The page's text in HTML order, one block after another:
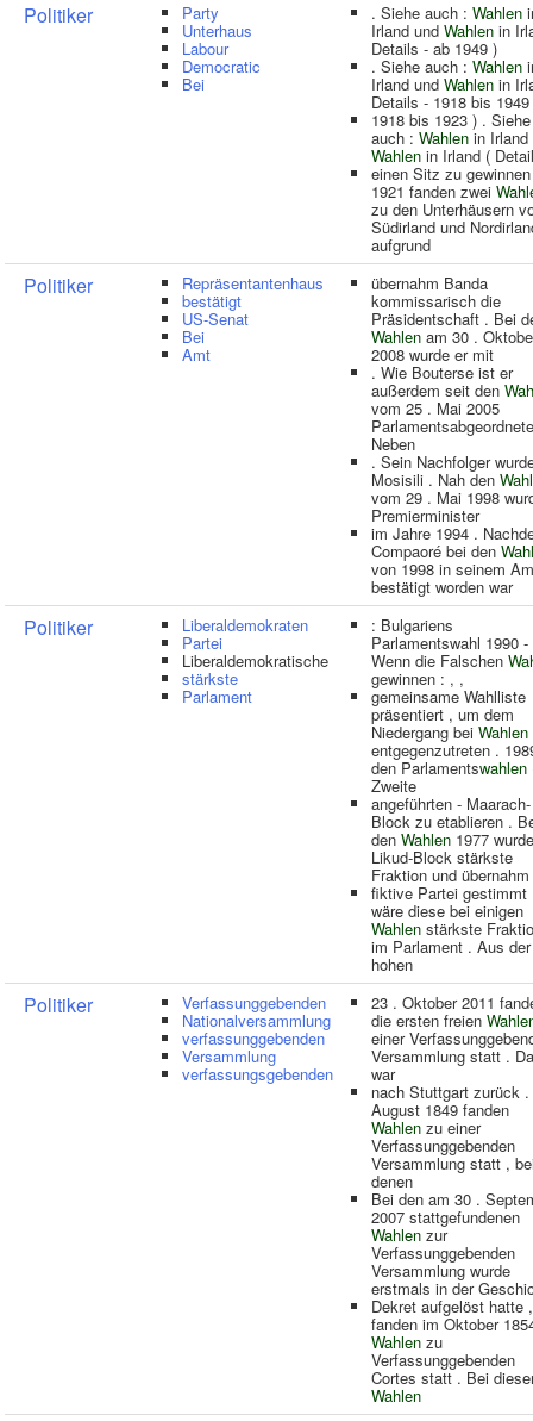
Politiker Party
Unterhaus
Labour
Democratic
Bei
. Siehe auch : Wahlen
Irland und Wahlen in
Details - ab 1949 )
. Siehe auch : Wahlen
Irland und Wahlen in
Details - 1918 bis 1949
1918 bis 1923 ) . Siehe
auch : Wahlenin Irland
Wahlen in Irland (
einen Sitz zu
1921 fanden zwei
zu den Unterhäusern
Südirland und
aufgrund
Politiker Repräsentantenhaus
bestätigt
US-Senat
Bei
Amt
übernahm Banda
kommissarisch die
Präsidentschaft . Bei
Wahlen am 30 .
2008 wurde er mit
. Wie Bouterse ist er
außerdem seit den
vom 25 . Mai 2005
Neben
. Sein Nachfolger
Mosisili . Nah den
vom 29 . Mai 1998
Premierminister
im Jahre 1994 .
Compaoré bei den
von 1998 in seinem
bestätigt worden war
Politiker Liberaldemokraten
Partei
Liberaldemokratische
stärkste
Parlament
: Bulgariens
Parlamentswahl 1990 -
Wenn die Falschen
gewinnen : , ,
gemeinsame Wahlliste
präsentiert , um dem
Niedergang bei Wahlen
entgegenzutreten .
den Parlamentswahlen
Zweite
angeführten - Maarach-
Block zu etablieren .
den Wahlen 1977
Likud-Block stärkste
Fraktion und übernahm
fiktive Partei gestimmt
wäre diese bei einigen
Wahlen stärkste
im Parlament . Aus der
hohen
Politiker Verfassunggebenden
Nationalversammlung
verfassunggebenden
Versammlung
verfassungsgebenden
23 . Oktober 2011
die ersten freien
einer
Versammlung statt .
war
nach Stuttgart zurück
August 1849 fanden
Wahlen zu einer
Verfassunggebenden
Versammlung statt ,
denen
Bei den am 30 .
2007 stattgefundenen
Wahlen zur
Verfassunggebenden
Versammlung wurde
erstmals in der
Dekret aufgelöst hatte ,
fanden im Oktober
Wahlen zu
Verfassunggebenden
Cortes statt . Bei
Wahlen